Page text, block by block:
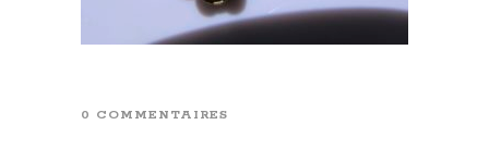
0 COMMENTAIRES